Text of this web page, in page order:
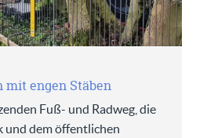
mit engen Stäben
Fuß- und Radweg, die
und dem öffentlichen